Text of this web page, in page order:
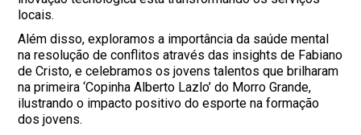
locais.
Além disso, exploramos a importância da saúde mental
na resolução de conflitos através das insights de Fabiano
de Cristo, e celebramos os jovens talentos que brilharam
na primeira ‘Copinha Alberto Lazlo’ do Morro Grande,
ilustrando o impacto positivo do esporte na formação
dos jovens.